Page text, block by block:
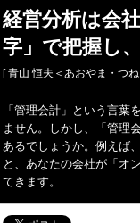
経営分析は会
字」で把握し
[ 青山 恒夫＜あおやま・つ
「管理会計」という言葉
ません。しかし、「管理
あるでしょうか。例えば
と、あなたの会社が「オ
てきます。